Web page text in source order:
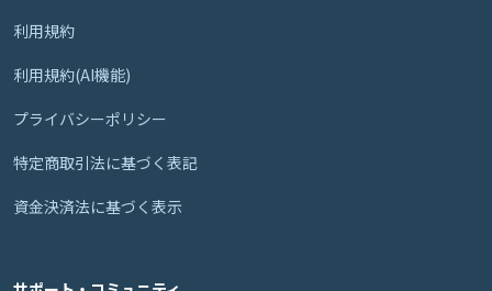
利用規約
利用規約(AI機能)
プライバシーポリシー
特定商取引法に基づく表記
資金決済法に基づく表示